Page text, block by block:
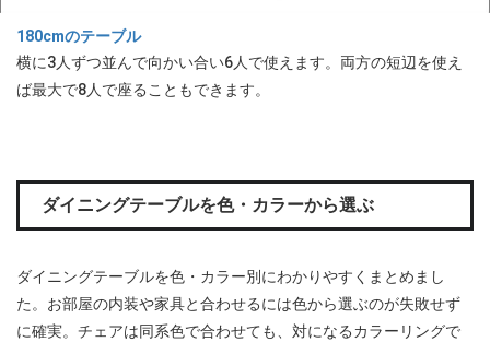
180cmのテーブル
横に3人ずつ並んで向かい合い6人で使えます。両方の短辺を使え
ば最大で8人で座ることもできます。
ダイニングテーブルを色・カラーから選ぶ
ダイニングテーブルを色・カラー別にわかりやすくまとめまし
た。お部屋の内装や家具と合わせるには色から選ぶのが失敗せず
に確実。チェアは同系色で合わせても、対になるカラーリングで